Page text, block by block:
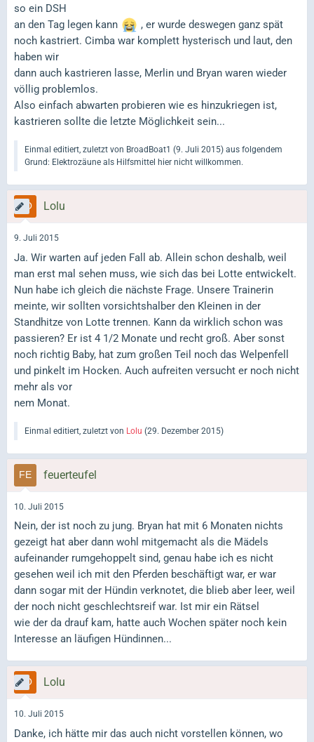
so ein DSH
an den Tag legen kann
, er wurde deswegen ganz spät
noch kastriert. Cimba war komplett hysterisch und laut, den
haben wir
dann auch kastrieren lasse, Merlin und Bryan waren wieder
völlig problemlos.
Also einfach abwarten probieren wie es hinzukriegen ist,
kastrieren sollte die letzte Möglichkeit sein...
Einmal editiert, zuletzt von BroadBoat1 (9. Juli 2015) aus folgendem
Grund: Elektrozäune als Hilfsmittel hier nicht willkommen.
Lolu
9. Juli 2015
Ja. Wir warten auf jeden Fall ab. Allein schon deshalb, weil
man erst mal sehen muss, wie sich das bei Lotte entwickelt.
Nun habe ich gleich die nächste Frage. Unsere Trainerin
meinte, wir sollten vorsichtshalber den Kleinen in der
Standhitze von Lotte trennen. Kann da wirklich schon was
passieren? Er ist 4 1/2 Monate und recht groß. Aber sonst
noch richtig Baby, hat zum großen Teil noch das Welpenfell
und pinkelt im Hocken. Auch aufreiten versucht er noch nicht
mehr als vor
nem Monat.
Einmal editiert, zuletzt von Lolu (29. Dezember 2015)
feuerteufel
10. Juli 2015
Nein, der ist noch zu jung. Bryan hat mit 6 Monaten nichts
gezeigt hat aber dann wohl mitgemacht als die Mädels
aufeinander rumgehoppelt sind, genau habe ich es nicht
gesehen weil ich mit den Pferden beschäftigt war, er war
dann sogar mit der Hündin verknotet, die blieb aber leer, weil
der noch nicht geschlechtsreif war. Ist mir ein Rätsel
wie der da drauf kam, hatte auch Wochen später noch kein
Interesse an läufigen Hündinnen...
Lolu
10. Juli 2015
Danke, ich hätte mir das auch nicht vorstellen können, wo